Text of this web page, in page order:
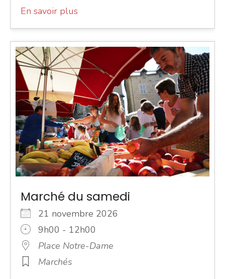
En savoir plus
Marché du samedi
21 novembre 2026
9h00 - 12h00
Place Notre-Dame
Marchés